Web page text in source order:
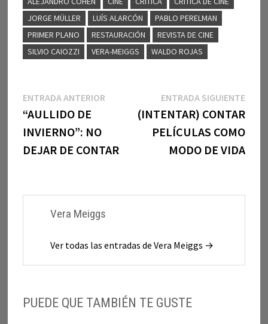
JORGE MÜLLER
LUÍS ALARCÓN
PABLO PERELMAN
PRIMER PLANO
RESTAURACIÓN
REVISTA DE CINE
SILVIO CAIOZZI
VERA-MEIGGS WALDO ROJAS
Navegación
de
entradas
ENTRADA ANTERIOREntrada
anterior:
“AULLIDO DE
INVIERNO”: NO
DEJAR DE CONTAR
ENTRADA SIGUIENTE
(INTENTAR) CONTAR
PELÍCULAS COMO
MODO DE VIDA
Vera Meiggs
Ver todas las entradas de Vera Meiggs →
PUEDE QUE TAMBIÉN TE GUSTE